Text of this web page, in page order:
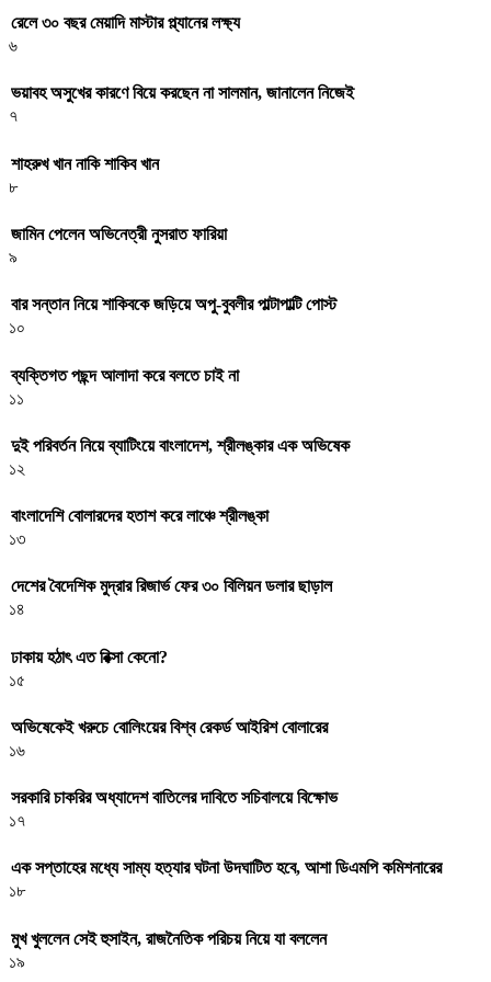
রেলে ৩০ বছর মেয়াদি মাস্টার প্ল্যানের লক্ষ্য
৬
ভয়াবহ অসুখের কারণে বিয়ে করছেন না সালমান, জানালেন নিজেই
৭
শাহরুখ খান নাকি শাকিব খান
৮
জামিন পেলেন অভিনেত্রী নুসরাত ফারিয়া
৯
বার সন্তান নিয়ে শাকিবকে জড়িয়ে অপু-বুবলীর পাল্টাপাল্টি পোস্ট
১০
ব্যক্তিগত পছন্দ আলাদা করে বলতে চাই না
১১
দুই পরিবর্তন নিয়ে ব্যাটিংয়ে বাংলাদেশ, শ্রীলঙ্কার এক অভিষেক
১২
বাংলাদেশি বোলারদের হতাশ করে লাঞ্চে শ্রীলঙ্কা
১৩
দেশের বৈদেশিক মুদ্রার রিজার্ভ ফের ৩০ বিলিয়ন ডলার ছাড়াল
১৪
ঢাকায় হঠাৎ এত রিক্সা কেনো?
১৫
অভিষেকেই খরুচে বোলিংয়ের বিশ্ব রেকর্ড আইরিশ বোলারের
১৬
সরকারি চাকরির অধ্যাদেশ বাতিলের দাবিতে সচিবালয়ে বিক্ষোভ
১৭
এক সপ্তাহের মধ্যে সাম্য হত্যার ঘটনা উদঘাটিত হবে, আশা ডিএমপি কমিশনারের
১৮
মুখ খুললেন সেই হুসাইন, রাজনৈতিক পরিচয় নিয়ে যা বললেন
১৯